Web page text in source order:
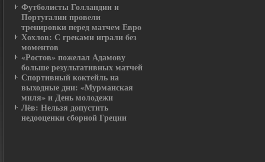
Футболисты Голландии и
Португалии провели
тренировки перед матчем Евро
Хохлов: С греками играли без
моментов
«Ростов» пожелал Адамову
больше результативных матчей
Спортивный коктейль на
выходные дни: «Мурманская
миля» и День молодежи
Лёв: Нельзя допустить
недооценки сборной Греции